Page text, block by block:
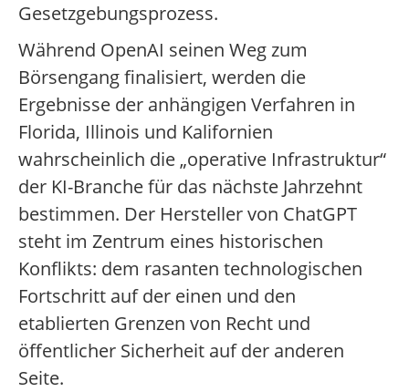
Gesetzgebungsprozess.
Während OpenAI seinen Weg zum
Börsengang finalisiert, werden die
Ergebnisse der anhängigen Verfahren in
Florida, Illinois und Kalifornien
wahrscheinlich die „operative Infrastruktur“
der KI-Branche für das nächste Jahrzehnt
bestimmen. Der Hersteller von ChatGPT
steht im Zentrum eines historischen
Konflikts: dem rasanten technologischen
Fortschritt auf der einen und den
etablierten Grenzen von Recht und
öffentlicher Sicherheit auf der anderen
Seite.